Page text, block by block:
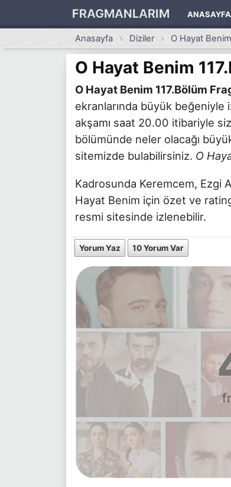
FRAGMANLARIM ANASAYFA
Anasayfa Diziler O Hayat
O Hayat Benim
O Hayat Benim 117.Bölüm
ekranlarında büyük beğeniyle
akşamı saat 20.00 itibariyle
bölümünde neler olacağı
sitemizde bulabilirsiniz. O
Kadrosunda Keremcem, Ezgi
Hayat Benim için özet ve
resmi sitesinde izlenebilir.
Yorum Yaz 10 Yorum Var